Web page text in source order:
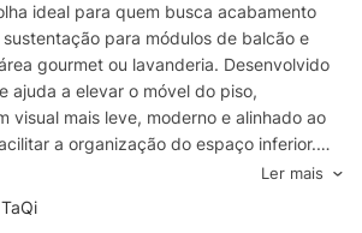
ideal para quem busca acabamento
para módulos de balcão e
gourmet ou lavanderia. Desenvolvido
ajuda a elevar o móvel do piso,
visual mais leve, moderno e alinhado ao
a organização do espaço inferior.
e tonalidade champanhe, este kit de pés
fácil com diferentes estilos de
de cores, valorizando o conjunto do
Ler mais